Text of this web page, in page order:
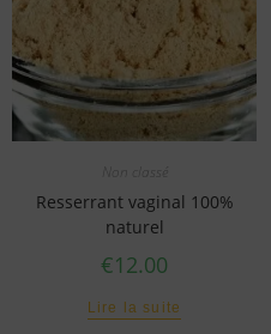
Non classé
Resserrant vaginal 100%
naturel
€12.00
Lire la suite